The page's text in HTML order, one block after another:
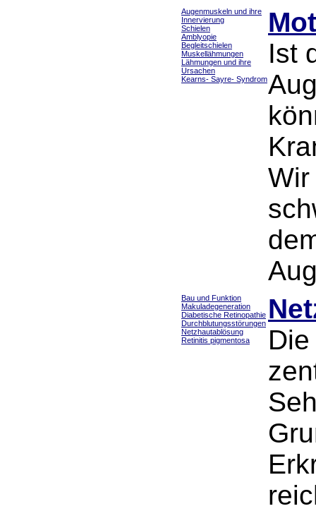
Augenmuskeln und ihre
Innervierung
Schielen
Amblyopie
Begleitschielen
Muskellähmungen
Lähmungen und ihre
Ursachen
Kearns- Sayre- Syndrom
Ist
Bau und Funktion
Makuladegeneration
Diabetische Retinopathie
Durchblutungsstörungen
Netzhautablösung
Retinitis pigmentosa